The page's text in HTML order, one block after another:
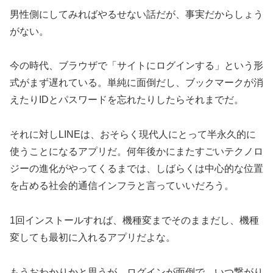
男性側にしてみればやるせない話だが、事実だからしょう
がない。
今の時代、ブラウザで「サイトにログインする」という形
式がまず遅れている。単純に面倒だし、ブックマークが消
えたりIDとパスワードを忘れたりしたらそれまでだ。
それに対しLINEは、おそらく現代人にとって半永久的に
使うことになるアプリだ。何年後かにまたすごいテクノロ
ジーの進化がやってくるまでは、しばらくは中心的な位置
を占める社会的通信インフラと言っていいだろう。
1回インストールすれば、機種変までそのままだし、機種
変しても最初に入れるアプリだよな。